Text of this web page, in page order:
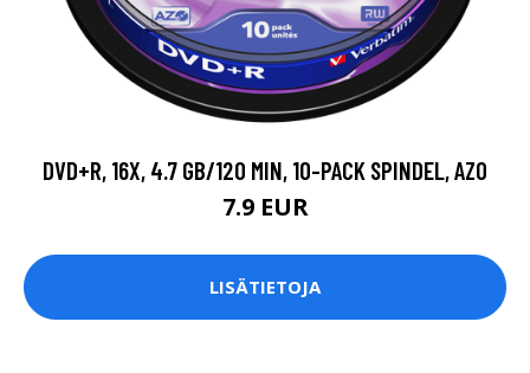
DVD+R, 16X, 4.7 GB/120 MIN, 10-PACK SPINDEL, AZO
7.9 EUR
LISÄTIETOJA